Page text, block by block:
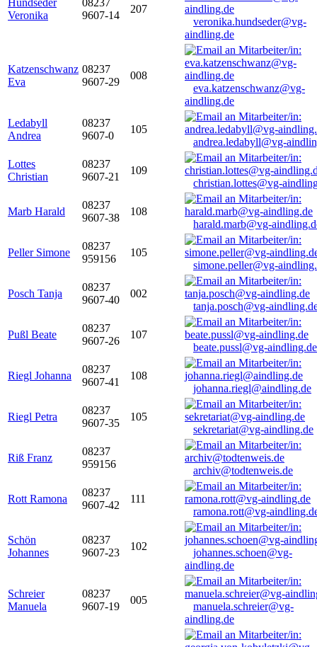
Hundseder
Veronika
08237
9607-14
207
veronika.hundseder@vg-
aindling.de
Katzenschwanz
Eva
08237
9607-29
008
eva.katzenschwanz@vg-
aindling.de
Ledabyll
Andrea
08237
9607-0
105
andrea.ledabyll@vg-
Lottes
Christian
08237
9607-21
109
christian.lottes@vg-
Marb Harald
08237
9607-38
108
harald.marb@vg-
Peller Simone
08237
959156
105
simone.peller@vg-
Posch Tanja
08237
9607-40
002
tanja.posch@vg-
Pußl Beate
08237
9607-26
107
beate.pussl@vg-aindling.de
Riegl Johanna
08237
9607-41
108
johanna.riegl@aindling.de
Riegl Petra
08237
9607-35
105
sekretariat@vg-aindling.de
Riß Franz
08237
959156
archiv@todtenweis.de
Rott Ramona
08237
9607-42
111
ramona.rott@vg-
Schön
Johannes
08237
9607-23
102
johannes.schoen@vg-
aindling.de
Schreier
Manuela
08237
9607-19
005
manuela.schreier@vg-
aindling.de